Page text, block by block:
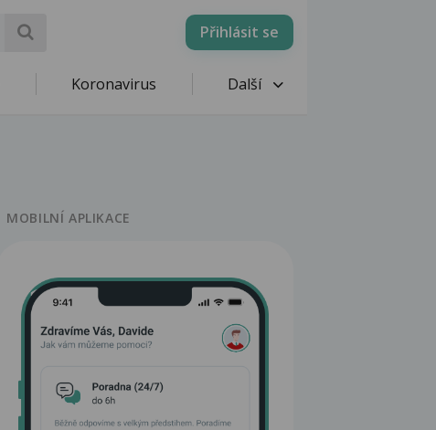
Přihlásit se
Koronavirus Další
MOBILNÍ APLIKACE